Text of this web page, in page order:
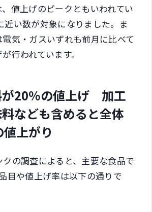
値上げのピークともいわれてい
近い数が対象になりました。ま
気・ガスいずれも前月に比べて
行われています。
が20％の値上げ 加工
なども含めると全体
上がり
の調査によると、主要な食品で
目や値上げ率は以下の通りで